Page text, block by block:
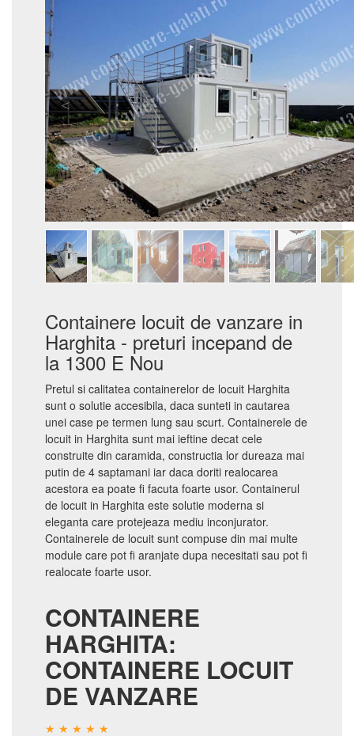
Containere locuit de vanzare in
Harghita - preturi incepand de
la 1300 E Nou
Pretul si calitatea containerelor de locuit Harghita
sunt o solutie accesibila, daca sunteti in cautarea
unei case pe termen lung sau scurt. Containerele de
locuit in Harghita sunt mai ieftine decat cele
construite din caramida, constructia lor dureaza mai
putin de 4 saptamani iar daca doriti realocarea
acestora ea poate fi facuta foarte usor. Containerul
de locuit in Harghita este solutie moderna si
eleganta care protejeaza mediu inconjurator.
Containerele de locuit sunt compuse din mai multe
module care pot fi aranjate dupa necesitati sau pot fi
realocate foarte usor.
CONTAINERE
HARGHITA:
CONTAINERE LOCUIT
DE VANZARE